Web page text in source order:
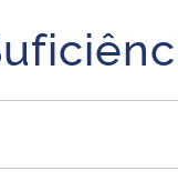
Gabinete de Segurança